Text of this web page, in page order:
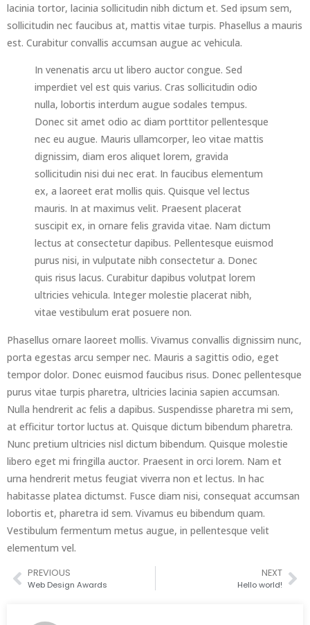
lacinia tortor, lacinia sollicitudin nibh dictum et. Sed ipsum sem,
sollicitudin nec faucibus at, mattis vitae turpis. Phasellus a mauris
est. Curabitur convallis accumsan augue ac vehicula.
In venenatis arcu ut libero auctor congue. Sed
imperdiet vel est quis varius. Cras sollicitudin odio
nulla, lobortis interdum augue sodales tempus.
Donec sit amet odio ac diam porttitor pellentesque
nec eu augue. Mauris ullamcorper, leo vitae mattis
dignissim, diam eros aliquet lorem, gravida
sollicitudin nisi dui nec erat. In faucibus elementum
ex, a laoreet erat mollis quis. Quisque vel lectus
mauris. In at maximus velit. Praesent placerat
suscipit ex, in ornare felis gravida vitae. Nam dictum
lectus at consectetur dapibus. Pellentesque euismod
purus nisi, in vulputate nibh consectetur a. Donec
quis risus lacus. Curabitur dapibus volutpat lorem
ultricies vehicula. Integer molestie placerat nibh,
vitae vestibulum erat posuere non.
Phasellus ornare laoreet mollis. Vivamus convallis dignissim nunc,
porta egestas arcu semper nec. Mauris a sagittis odio, eget
tempor dolor. Donec euismod faucibus risus. Donec pellentesque
purus vitae turpis pharetra, ultricies lacinia sapien accumsan.
Nulla hendrerit ac felis a dapibus. Suspendisse pharetra mi sem,
at efficitur tortor luctus at. Quisque dictum bibendum pharetra.
Nunc pretium ultricies nisl dictum bibendum. Quisque molestie
libero eget mi fringilla auctor. Praesent in orci lorem. Nam et
urna hendrerit metus feugiat viverra non et lectus. In hac
habitasse platea dictumst. Fusce diam nisi, consequat accumsan
lobortis et, pharetra id sem. Vivamus eu bibendum quam.
Vestibulum fermentum metus augue, in pellentesque velit
elementum vel.
PREVIOUS
Web Design Awards
NEXT
Hello world!